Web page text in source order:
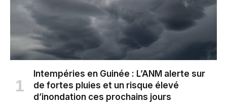
Intempéries en Guinée : L’ANM alerte sur
de fortes pluies et un risque élevé
d’inondation ces prochains jours